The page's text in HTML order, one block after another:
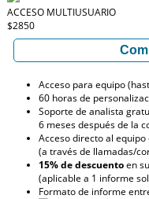
ACCESO MULTIUSUARIO
$2850
Acceso para equipo
60 horas de
Soporte de analista
6 meses después de la
Acceso directo al
(a través de llamadas/
15% de descuentoen
(aplicable a 1 informe
Formato de informe